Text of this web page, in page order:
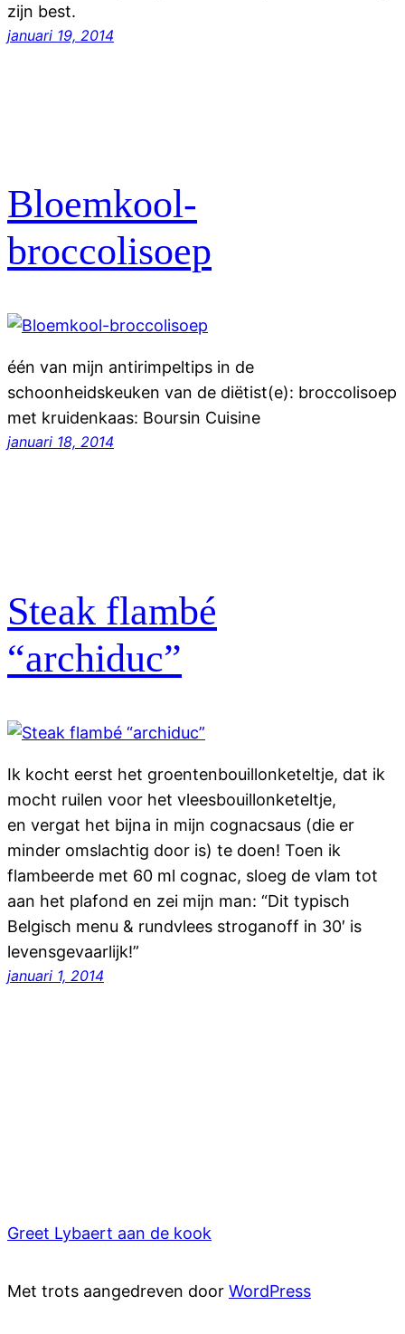
zijn best.
januari 19, 2014
Bloemkool-
broccolisoep
één van mijn antirimpeltips in de
schoonheidskeuken van de diëtist(e): broccolisoep
met kruidenkaas: Boursin Cuisine
januari 18, 2014
Steak flambé
“archiduc”
Ik kocht eerst het groentenbouillonketeltje, dat ik
mocht ruilen voor het vleesbouillonketeltje,
en vergat het bijna in mijn cognacsaus (die er
minder omslachtig door is) te doen! Toen ik
flambeerde met 60 ml cognac, sloeg de vlam tot
aan het plafond en zei mijn man: “Dit typisch
Belgisch menu & rundvlees stroganoff in 30′ is
levensgevaarlijk!”
januari 1, 2014
Greet Lybaert aan de kook
Met trots aangedreven door WordPress